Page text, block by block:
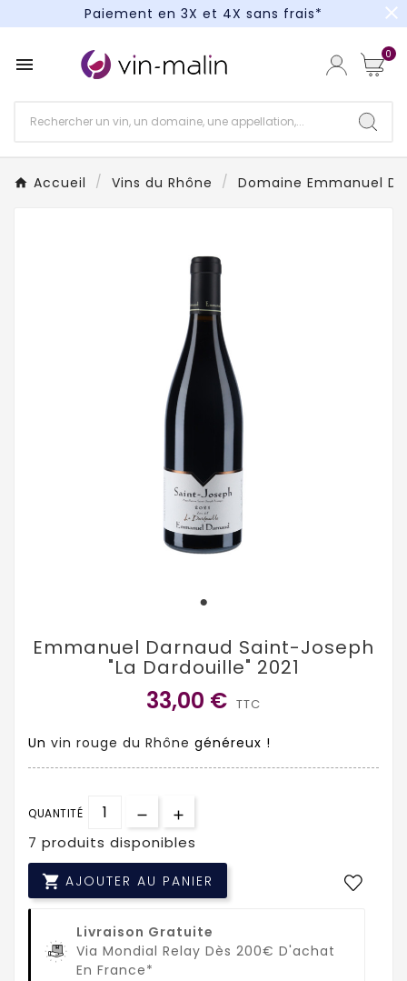
Paiement en 3X et 4X sans frais*
Paiement en 3X et 4X sans frais*
close
 0
Accueil Vins du Rhône Domaine Emmanuel
Emmanuel Darnaud Saint-Joseph
"La Dardouille" 2021
33,00 € TTC
Un vin rouge du Rhône généreux !
QUANTITÉ
7 produits disponibles
 AJOUTER AU PANIER
Livraison Gratuite
Via Mondial Relay Dès 200€ D'achat
En France*